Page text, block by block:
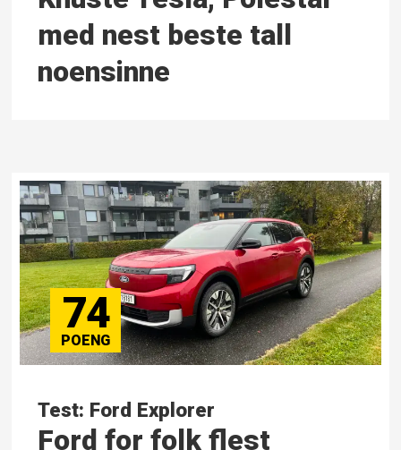
med nest beste tall
noensinne
74
Test: Ford Explorer
Ford for folk flest